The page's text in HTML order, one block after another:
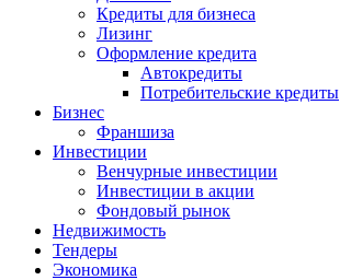
Кредиты для бизнеса
Лизинг
Оформление кредита
Автокредиты
Потребительские кредиты
Бизнес
Франшиза
Инвестиции
Венчурные инвестиции
Инвестиции в акции
Фондовый рынок
Недвижимость
Тендеры
Экономика